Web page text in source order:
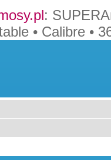
:
• Calibre •